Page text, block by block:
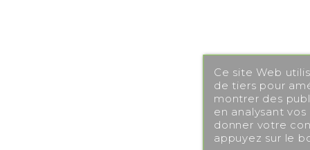
Ce site Web
de tiers pour
montrer des
en analysant
donner votre
appuyez sur le